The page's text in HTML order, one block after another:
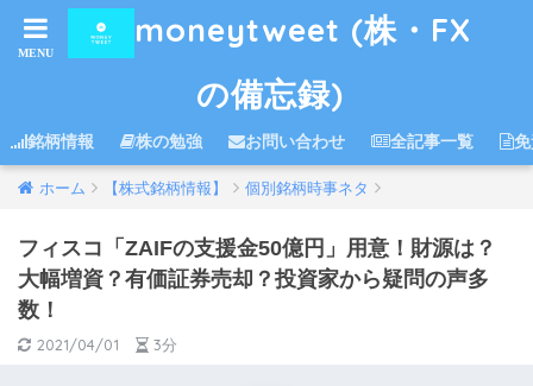
moneytweet (株・FX
の備忘録)
銘柄情報 株の勉強 お問い合わせ 全記事一覧
ホーム 【株式銘柄情報】 個別銘柄時事ネタ
フィスコ「ZAIFの支援金50億円」用意！財源は？
大幅増資？有価証券売却？投資家から疑問の声多
数！
2021/04/01 3分